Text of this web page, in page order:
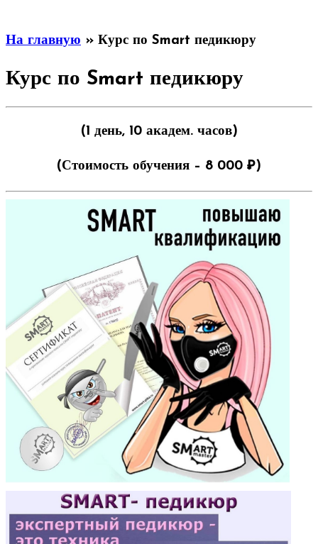
На главную » Курс по Smart педикюру
Курс по Smart педикюру
(1 день, 10 академ. часов)
(Стоимость обучения – 8 000 ₽)